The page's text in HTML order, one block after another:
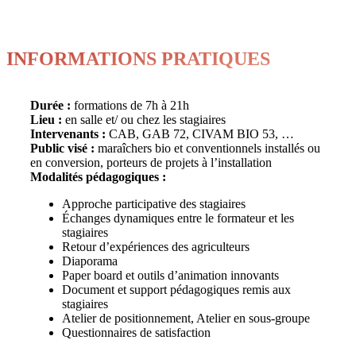
INFORMATIONS PRATIQUES
Durée : formations de 7h à 21h
Lieu : en salle et/ ou chez les stagiaires
Intervenants : CAB, GAB 72, CIVAM BIO 53, …
Public visé : maraîchers bio et conventionnels installés ou
en conversion, porteurs de projets à l’installation
Modalités pédagogiques :
Approche participative des stagiaires
Échanges dynamiques entre le formateur et les
stagiaires
Retour d’expériences des agriculteurs
Diaporama
Paper board et outils d’animation innovants
Document et support pédagogiques remis aux
stagiaires
Atelier de positionnement, Atelier en sous-groupe
Questionnaires de satisfaction